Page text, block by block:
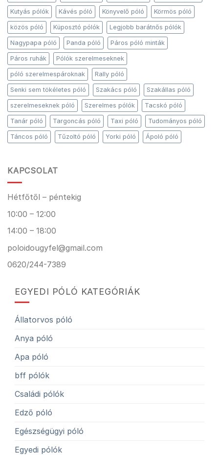
Kutyás pólók Kávés póló Könyvelő póló Körmös póló
közös póló Kúposztó pólók Legjobb barátnős pólók
Nagypapa póló Panda póló Páros póló minták
Páros ruhák Pólók szerelmeseknek
póló szerelmespároknak Rally póló
Senki sem tökéletes póló Szakács póló Szakállas póló
szerelmeseknek póló Szerelmes pólók Tacskó póló
Tanár póló Targoncás póló Taxi póló Tudományos póló
Táncos póló Tűzoltó póló Yorki póló Ápoló póló
KAPCSOLAT
Hétfőtől – péntekig
10:00 – 12:00
14:00 – 18:00
poloidougyfel@gmail.com
0620/244-7389
EGYEDI PÓLÓ KATEGÓRIÁK
Állatorvos póló
Anya póló
Apa póló
bff pólók
Családi pólók
Edző póló
Egészségügyi póló
Egyedi pólók